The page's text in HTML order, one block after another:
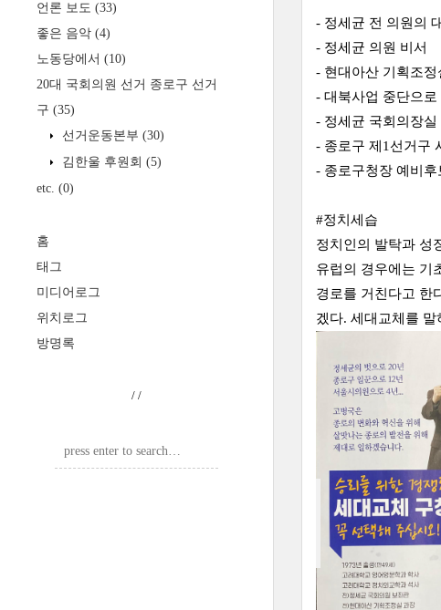
언론 보도 (33)
좋은 음악 (4)
노동당에서 (10)
20대 국회의원 선거 종로구 선거
구 (35)
선거운동본부 (30)
김한울 후원회 (5)
etc. (0)
홈
태그
미디어로그
위치로그
방명록
/ /
- 정세균 전 의원의
- 정세균 의원 비서
- 현대아산 기획조
- 대북사업 중단으로
- 정세균 국회의장실
- 종로구 제1선거구
- 종로구청장 예비후
#정치세습
정치인의 발탁과 성
유럽의 경우에는 기
경로를 거친다고 한
겠다. 세대교체를